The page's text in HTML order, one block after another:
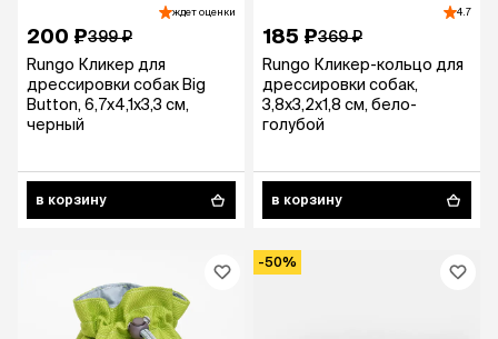
ждет оценки
200 ₽399 ₽
Rungo Кликер для
дрессировки собак Big
Button, 6,7х4,1х3,3 см,
черный
в корзину
4.7
185 ₽369 ₽
Rungo Кликер-кольцо для
дрессировки собак,
3,8х3,2х1,8 см, бело-
голубой
в корзину
-50%